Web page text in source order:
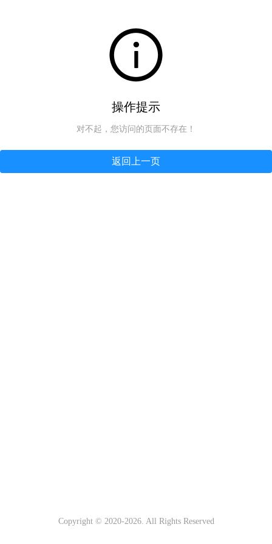
操作提示
对不起，您访问的页面不存在！
返回上一页
Copyright © 2020-2026. All Rights Reserved